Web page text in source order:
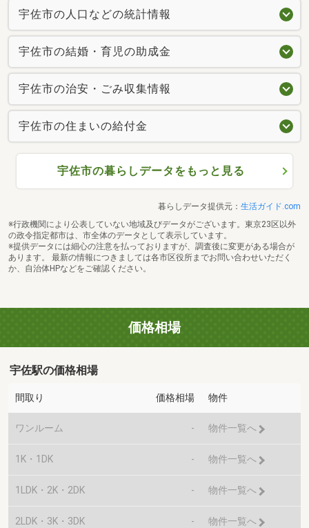
宇佐市の人口などの統計情報
宇佐市の結婚・育児の助成金
宇佐市の治安・ごみ収集情報
宇佐市の住まいの給付金
宇佐市の暮らしデータをもっと見る
暮らしデータ提供元： 生活ガイド.com
※行政機関により公表していない地域及びデータがございます。東京23区以外
の政令指定都市は、市全体のデータとして表示しています。
※提供データには細心の注意を払っておりますが、調査後に変更がある場合が
あります。 最新の情報につきましては各市区役所までお問い合わせいただく
か、自治体HPなどをご確認ください。
価格相場
宇佐駅の価格相場
間取り 価格相場 物件
ワンルーム - 物件一覧へ
1K・1DK - 物件一覧へ
1LDK・2K・2DK - 物件一覧へ
2LDK・3K・3DK - 物件一覧へ